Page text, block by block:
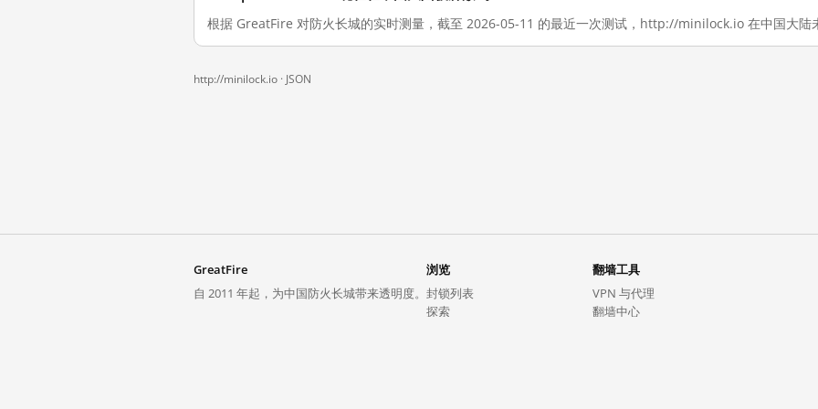
根据 GreatFire 对防火长城的实时测量，截至 2026-05-11 的最近一次测试，http://minilock.io 在中国大陆
http://minilock.io · JSON
GreatFire
自 2011 年起，为中国防火长城带来透明度。
浏览
封锁列表
探索
翻墙工具
VPN 与代理
翻墙中心